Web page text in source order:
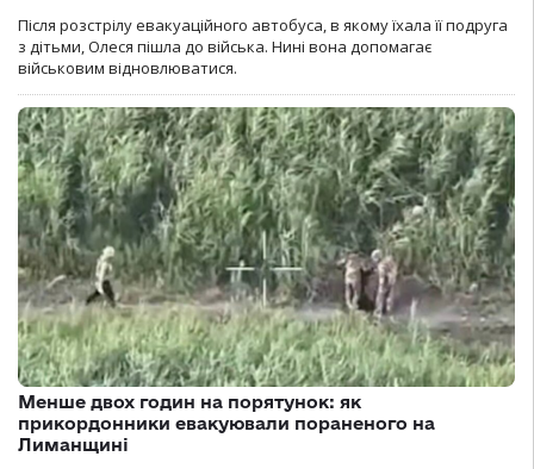
Після розстрілу евакуаційного автобуса, в якому їхала її подруга
з дітьми, Олеся пішла до війська. Нині вона допомагає
військовим відновлюватися.
Менше двох годин на порятунок: як
прикордонники евакуювали пораненого на
Лиманщині